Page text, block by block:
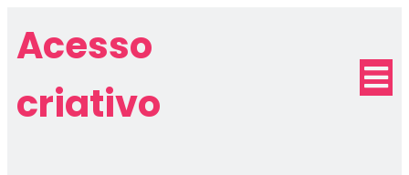
Acesso
criativo